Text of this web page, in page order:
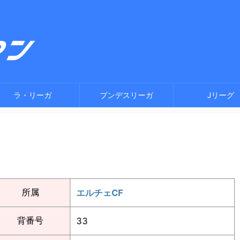
ラ・リーガ ブンデスリーガ Jリーグ
所属 エルチェCF
背番号 33